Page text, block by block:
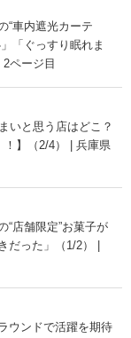
“車内遮光カーテ
「ぐっすり眠れま
ページ目
いと思う店はどこ？
！】（2/4） | 兵庫県
“店舗限定”お菓子が
った」（1/2） |
ウンドで活躍を期待